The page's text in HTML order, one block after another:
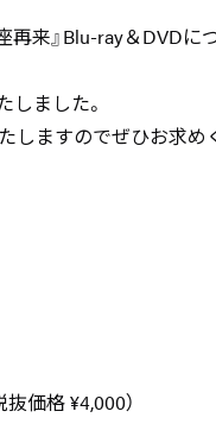
来』Blu-ray＆DVDに
ました。
ますのでぜひお求め
¥4,000）